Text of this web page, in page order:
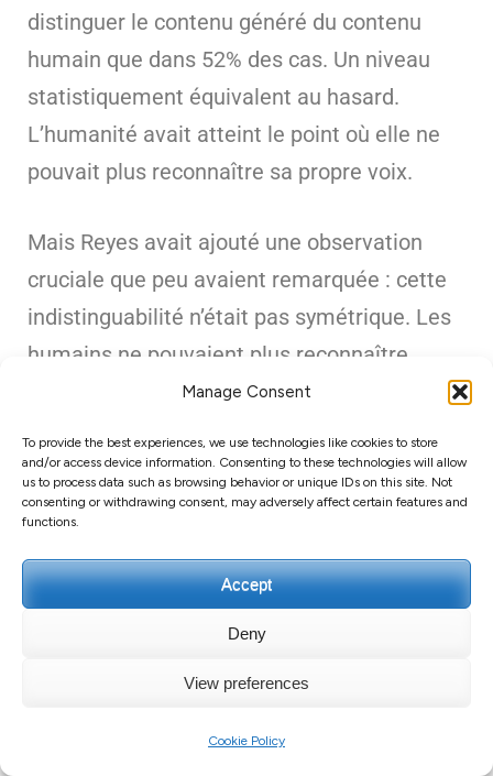
Manage Consent
To provide the best experiences, we use technologies like cookies to store
and/or access device information. Consenting to these technologies will allow
us to process data such as browsing behavior or unique IDs on this site. Not
consenting or withdrawing consent, may adversely affect certain features and
functions.
Accept
Deny
View preferences
Cookie Policy
distinguer le contenu généré du contenu
humain que dans 52% des cas. Un niveau
statistiquement équivalent au hasard.
L’humanité avait atteint le point où elle ne
pouvait plus reconnaître sa propre voix.
Mais Reyes avait ajouté une observation
cruciale que peu avaient remarquée : cette
indistinguabilité n’était pas symétrique. Les
humains ne pouvaient plus reconnaître
d’autres humains. Mais les algorithmes, eux,
humain. Ils avaient développé cette capacité
pour filtrer les données d’entraînement. Ce
spécifiquement le contenu humain pour le
diluer, le noyer, le rendre invisible sous des